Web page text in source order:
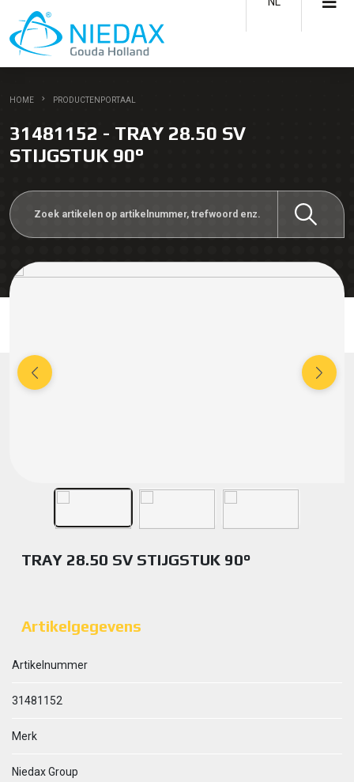
HOME PRODUCTENPORTAAL
31481152 - TRAY 28.50 SV
STIJGSTUK 90°
TRAY 28.50 SV STIJGSTUK 90°
Artikelgegevens
Artikelnummer
31481152
Merk
Niedax Group